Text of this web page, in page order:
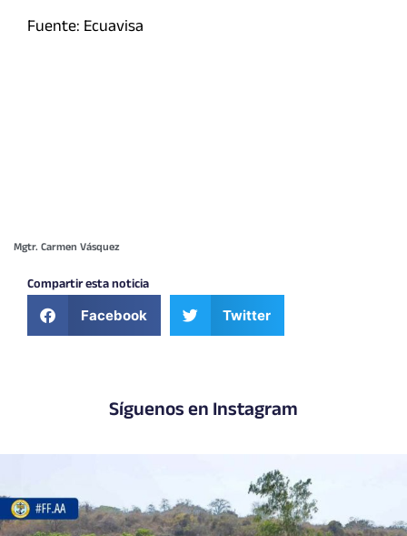
Fuente: Ecuavisa
Mgtr. Carmen Vásquez
Compartir esta noticia
Facebook Twitter
Síguenos en Instagram